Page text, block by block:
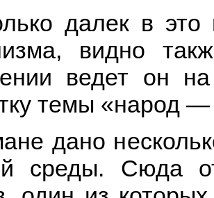
далек в это
видно
ведет он
темы «народ —
дано
среды. Сюда